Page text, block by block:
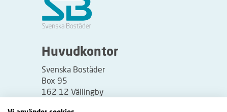
Huvudkontor
Svenska Bostäder
Box 95
162 12 Vällingby